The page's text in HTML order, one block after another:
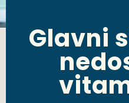
Glavni